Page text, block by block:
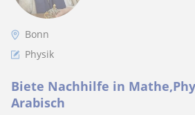
Bonn
Physik
Biete Nachhilfe in
Arabisch